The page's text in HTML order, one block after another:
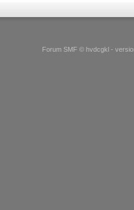
Forum SMF © hvdcgkl -